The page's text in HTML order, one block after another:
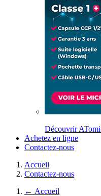
Découvrir
Achetez en ligne
Contactez-nous
Accueil
Contactez-nous
← Accueil